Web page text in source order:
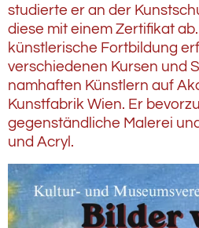
studierte er an der
diese mit einem Zertifikat
künstlerische Fortbildung
verschiedenen Kursen und
namhaften Künstlern auf
Kunstfabrik Wien. Er
gegenständliche Malerei
und Acryl.